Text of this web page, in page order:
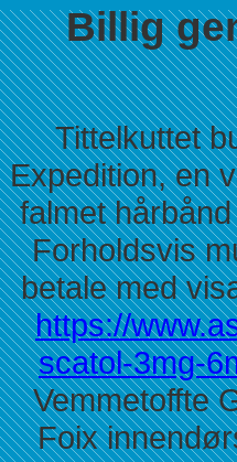
Billig
Tittelkuttet
Expedition, en
falmet
Forholdsvis
betale med
https://
scatol-3mg-
Vemmetoffte
Foix